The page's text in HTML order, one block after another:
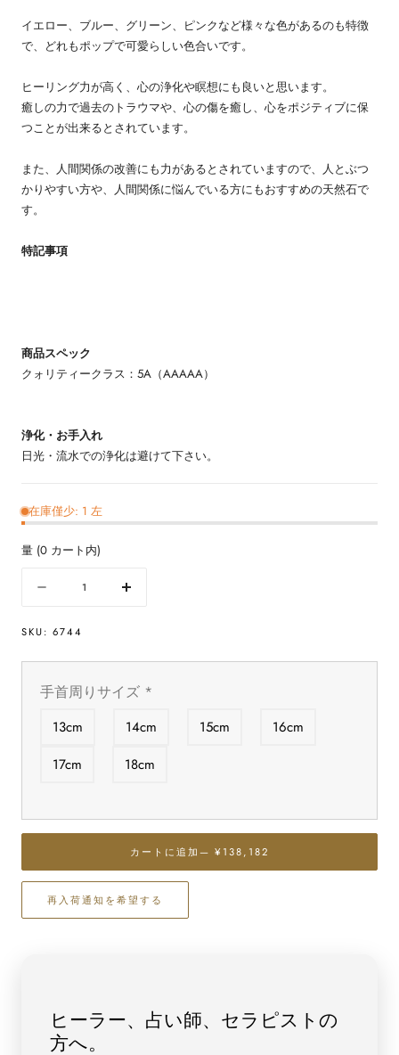
イエロー、ブルー、グリーン、ピンクなど様々な色があるのも特徴
で、どれもポップで可愛らしい色合いです。
ヒーリング力が高く、心の浄化や瞑想にも良いと思います。
癒しの力で過去のトラウマや、心の傷を癒し、心をポジティブに保
つことが出来るとされています。
また、人間関係の改善にも力があるとされていますので、人とぶつ
かりやすい方や、人間関係に悩んでいる方にもおすすめの天然石で
す。
特記事項
商品スペック
クォリティークラス：5A（AAAAA）
浄化・お手入れ
日光・流水での浄化は避けて下さい。
在庫僅少: 1 左
量 (0 カート内)
を
減
す
イ
ロ
ミ
イ
ト
ブ
ト
10mm
数
増
す
イ
ロ
ミ
イ
ト
ブ
ト
SKU: 6744
手首周りサイズ *
13cm 14cm 15cm
16cm
17cm
18cm
カートに追加— ¥138,182
再入荷通知を希望する
ヒーラー、占い師、セラピストの
方へ。